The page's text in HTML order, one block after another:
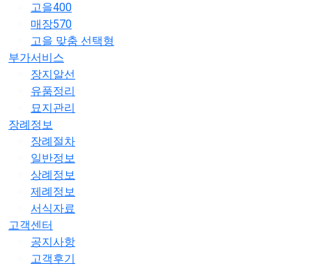
고을400
매장570
고을 맞춤 선택형
부가서비스
장지알선
유품정리
묘지관리
장례정보
장례절차
일반정보
상례정보
제례정보
서식자료
고객센터
공지사항
고객후기